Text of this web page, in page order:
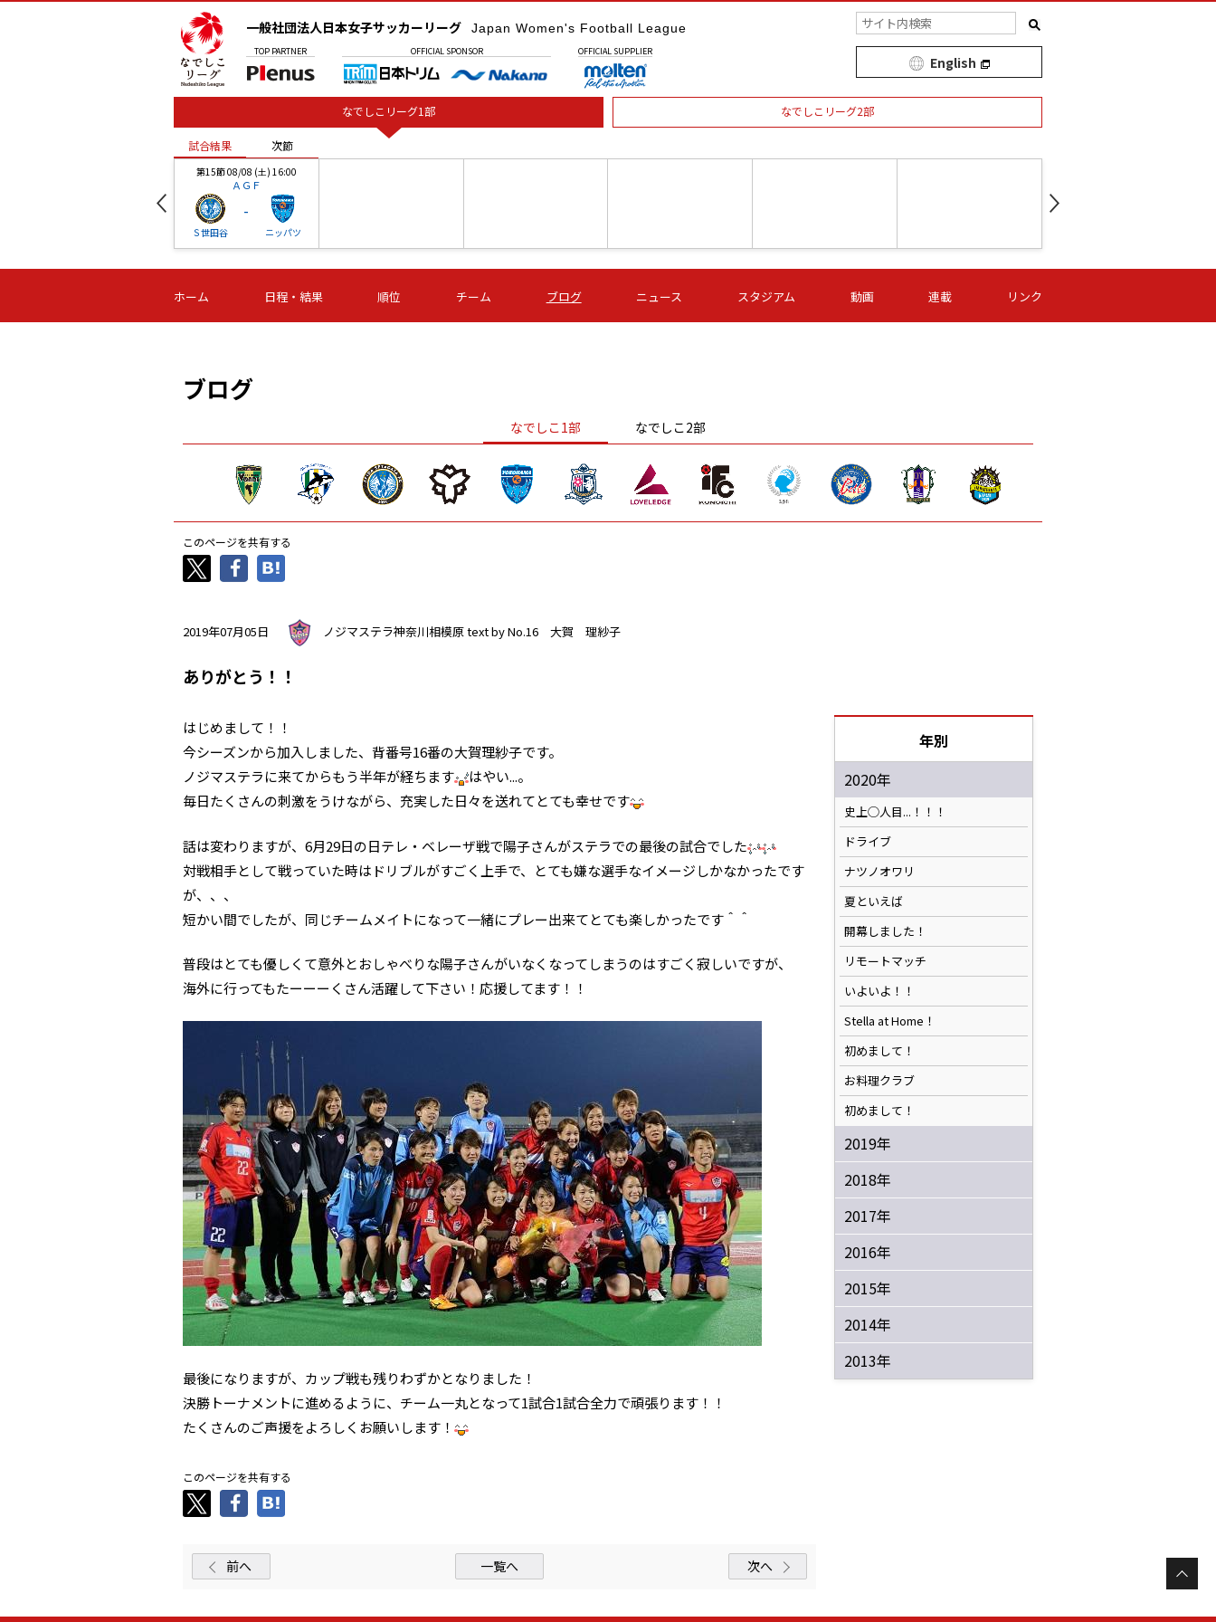
一般社団法人日本女子サッカーリーグ Japan Women's Football League
TOP PARTNER OFFICIAL SPONSOR OFFICIAL SUPPLIER
English
なでしこリーグ1部 なでしこリーグ2部
試合結果 次節
第15節 08/08 (土) 16:00
ＡＧＦ
Ｓ世田谷
-
ニッパツ
-
第16節 09/05 (土) 15:00
ニッパツ
-
第16節 09/05 (土) 15:00
石人の星
-
第16節 09/05 (土) 16:00
ＡＧＦ
-
いちご
-
第16節 09/06 (日) 15:00
-
第16節 09/06 (日) 15:00
- -
試合結果 次節
ホーム 日程・結果 順位 チーム ブログ ニュース スタジアム 動画 連載 リンク
ブログ
なでしこ1部 なでしこ2部
このページを共有する
2019年07月05日 ノジマステラ神奈川相模原text by No.16 大賀 理紗子
ありがとう！！
はじめまして！！
今シーズンから加入しました、背番号16番の大賀理紗子です。
ノジマステラに来てからもう半年が経ちます
はやい...。
毎日たくさんの刺激をうけながら、充実した日々を送れてとても幸せです
話は変わりますが、6月29日の日テレ・ベレーザ戦で陽子さんがステラでの最後の試合でした
対戦相手として戦っていた時はドリブルがすごく上手で、とても嫌な選手なイメージしかなかったです
が、、、
短かい間でしたが、同じチームメイトになって一緒にプレー出来てとても楽しかったです＾＾
普段はとても優しくて意外とおしゃべりな陽子さんがいなくなってしまうのはすごく寂しいですが、
海外に行ってもたーーーくさん活躍して下さい！応援してます！！
最後になりますが、カップ戦も残りわずかとなりました！
決勝トーナメントに進めるように、チーム一丸となって1試合1試合全力で頑張ります！！
たくさんのご声援をよろしくお願いします！
このページを共有する
前へ 一覧へ 次へ
年別
2020年
史上◯人目...！！！
ドライブ
ナツノオワリ
夏といえば
開幕しました！
リモートマッチ
いよいよ！！
Stella at Home！
初めまして！
お料理クラブ
初めまして！
2019年
2018年
2017年
2016年
2015年
2014年
2013年